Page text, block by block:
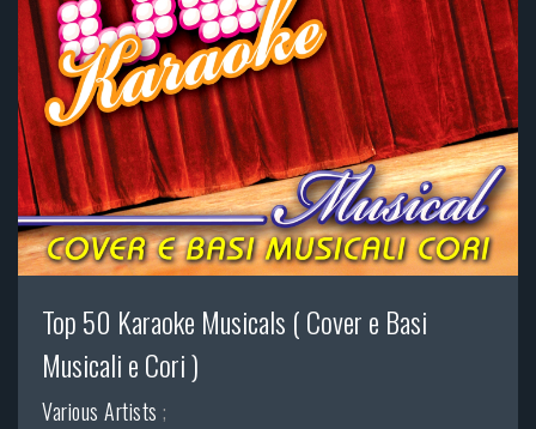
Top 50 Karaoke Musicals ( Cover e Basi
Musicali e Cori )
Various Artists ;